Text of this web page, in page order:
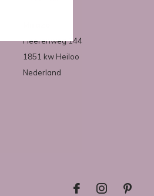
Heerenweg 144
1851 kw Heiloo
Nederland